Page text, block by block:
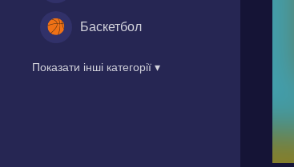
Баскетбол
Показати інші категорії ▾